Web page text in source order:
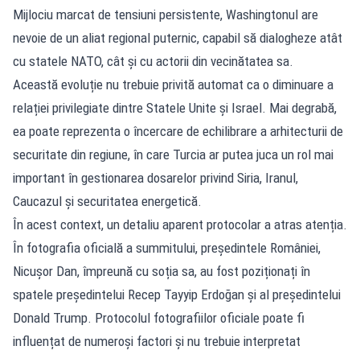
Mijlociu marcat de tensiuni persistente, Washingtonul are
nevoie de un aliat regional puternic, capabil să dialogheze atât
cu statele NATO, cât și cu actorii din vecinătatea sa.
Această evoluție nu trebuie privită automat ca o diminuare a
relației privilegiate dintre Statele Unite și Israel. Mai degrabă,
ea poate reprezenta o încercare de echilibrare a arhitecturii de
securitate din regiune, în care Turcia ar putea juca un rol mai
important în gestionarea dosarelor privind Siria, Iranul,
Caucazul și securitatea energetică.
În acest context, un detaliu aparent protocolar a atras atenția.
În fotografia oficială a summitului, președintele României,
Nicușor Dan, împreună cu soția sa, au fost poziționați în
spatele președintelui Recep Tayyip Erdoğan și al președintelui
Donald Trump. Protocolul fotografiilor oficiale poate fi
influențat de numeroși factori și nu trebuie interpretat